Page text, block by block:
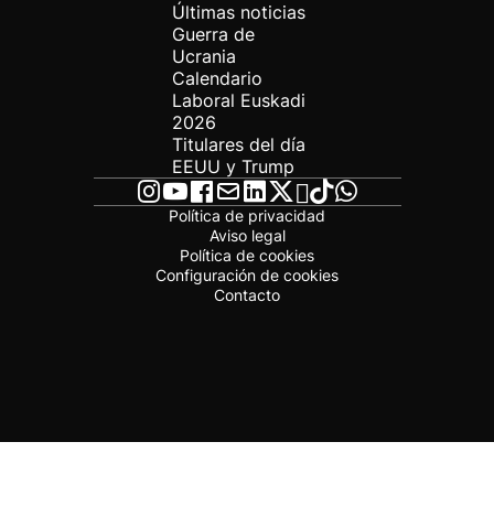
Últimas noticias
Guerra de
Ucrania
Calendario
Laboral Euskadi
2026
Titulares del día
EEUU y Trump
Política de privacidad
Aviso legal
Política de cookies
Configuración de cookies
Contacto